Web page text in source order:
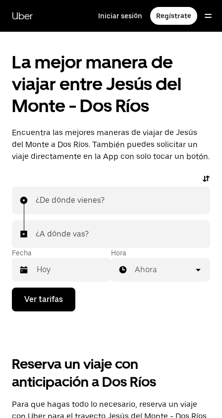
contenido
principal
Uber Iniciar sesión Regístrate
La mejor manera de
viajar entre Jesús del
Monte - Dos Ríos
Encuentra las mejores maneras de viajar de Jesús
del Monte a Dos Ríos. También puedes solicitar un
viaje directamente en la App con solo tocar un botón.
¿De dónde vienes?
¿A dónde vas?
Fecha
Presiona
flecha
el
y
selecciona
una
fecha.
Hora
Ahora
Ver tarifas
Reserva un viaje con
anticipación a Dos Ríos
Para que hagas todo lo necesario, reserva un viaje